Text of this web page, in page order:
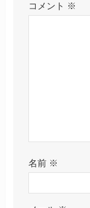
コメント ※
名前 ※